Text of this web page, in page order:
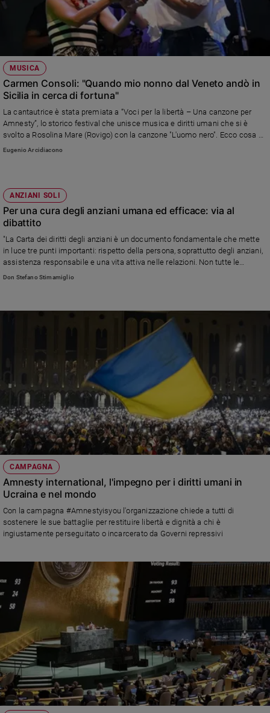
MUSICA
Carmen Consoli: "Quando mio nonno dal Veneto andò in
Sicilia in cerca di fortuna"
La cantautrice è stata premiata a “Voci per la libertà – Una canzone per
Amnesty”, lo storico festival che unisce musica e diritti umani che si è
svolto a Rosolina Mare (Rovigo) con la canzone "L'uomo nero". Ecco cosa ci
ha raccontato L’artista siciliana ha ricevuto il Premio Amnesty International
Eugenio Arcidiacono
ANZIANI SOLI
Per una cura degli anziani umana ed efficace: via al
dibattito
"La Carta dei diritti degli anziani è un documento fondamentale che mette
in luce tre punti importanti: rispetto della persona, soprattutto degli anziani,
assistenza responsabile e una vita attiva nelle relazioni. Non tutte le
strutture, però, sono in grado di tutelare tali diritti, facendoli cadere in una
Don Stefano Stimamiglio
CAMPAGNA
Amnesty international, l'impegno per i diritti umani in
Ucraina e nel mondo
Con la campagna #Amnestyisyou l'organizzazione chiede a tutti di
sostenere le sue battaglie per restituire libertà e dignità a chi è
ingiustamente perseguitato o incarcerato da Governi repressivi